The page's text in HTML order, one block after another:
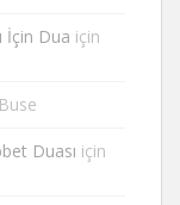
İçin Dua için
Buse
Duası için